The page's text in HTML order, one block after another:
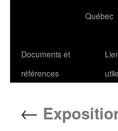
Québec
Documents et
références
←